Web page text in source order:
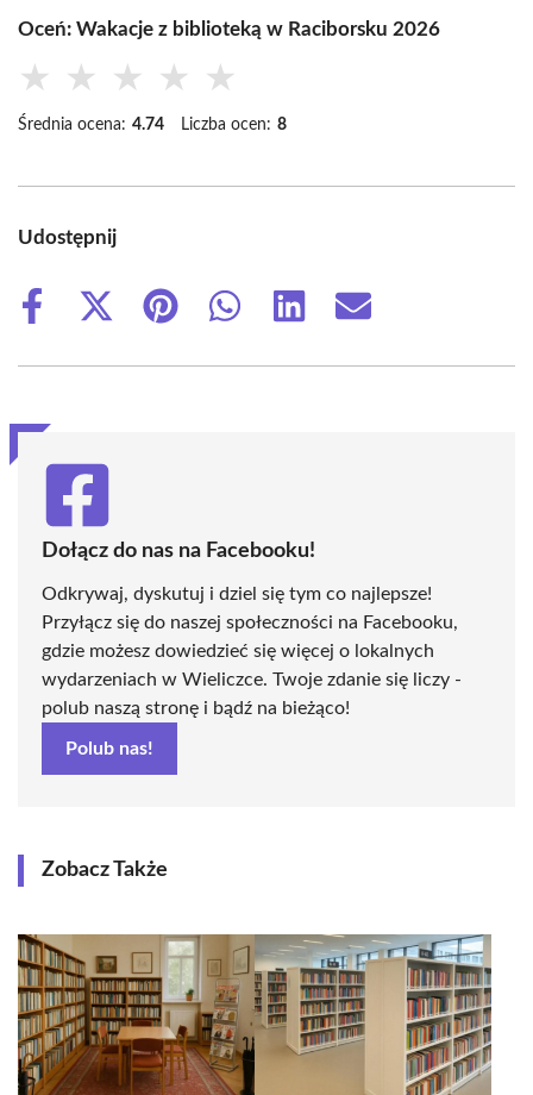
Oceń: Wakacje z biblioteką w Raciborsku 2026
★ ★ ★ ★ ★
Średnia ocena: 4.74 Liczba ocen: 8
Udostępnij
Share
Share
(Twitter)
Share
Share
Share
Share
Dołącz do nas na Facebooku!
Odkrywaj, dyskutuj i dziel się tym co najlepsze!
Przyłącz się do naszej społeczności na Facebooku,
gdzie możesz dowiedzieć się więcej o lokalnych
wydarzeniach w Wieliczce. Twoje zdanie się liczy -
polub naszą stronę i bądź na bieżąco!
Polub nas!
Zobacz Także